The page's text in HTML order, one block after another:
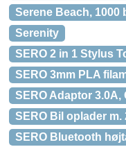
Serene Beach, 1000
Serenity
SERO 2 in 1 Stylus
SERO 3mm PLA
SERO Adaptor 3.0A,
SERO Bil oplader m.
SERO Bluetooth